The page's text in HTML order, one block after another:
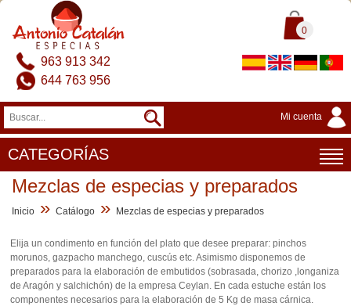
0
963 913 342
644 763 956
Mi cuenta
CATEGORÍAS
Mezclas de especias y preparados
Inicio » Catálogo » Mezclas de especias y preparados
Elija un condimento en función del plato que desee preparar: pinchos
morunos, gazpacho manchego, cuscús etc. Asimismo disponemos de
preparados para la elaboración de embutidos (sobrasada, chorizo ,longaniza
de Aragón y salchichón) de la empresa Ceylan. En cada estuche están los
componentes necesarios para la elaboración de 5 Kg de masa cárnica.